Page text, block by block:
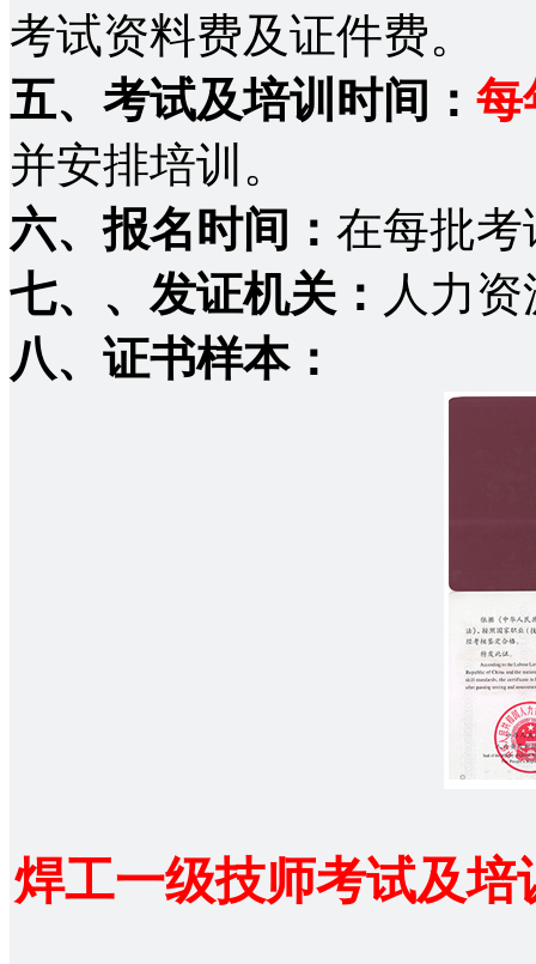
考试资料费及证件费。
五、考试及培训时间： 每
并安排培训。
六、报名时间： 在每批
七、 、发证机关： 人力
八、证书样本：
焊工一级技师考试及培